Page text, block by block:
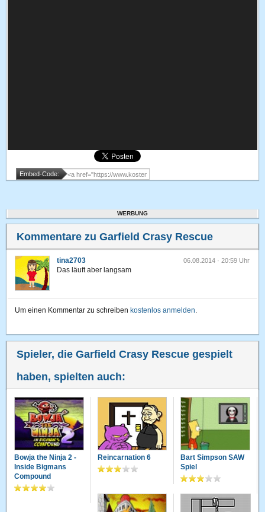
Embed-Code:
WERBUNG
Kommentare zu Garfield Crasy Rescue
tina2703 06.08.2014 · 20:59 Uhr
Das läuft aber langsam
Um einen Kommentar zu schreiben kostenlos anmelden.
Spieler, die Garfield Crasy Rescue gespielt
haben, spielten auch:
Bowja the Ninja 2 -
Inside Bigmans
Compound
Reincarnation 6
Bart Simpson SAW
Spiel